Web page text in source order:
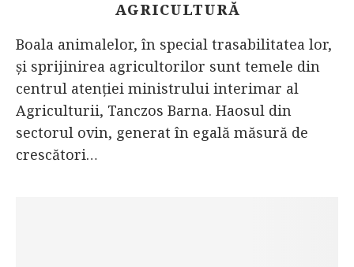
AGRICULTURĂ
Boala animalelor, în special trasabilitatea lor,
și sprijinirea agricultorilor sunt temele din
centrul atenției ministrului interimar al
Agriculturii, Tanczos Barna. Haosul din
sectorul ovin, generat în egală măsură de
crescători…